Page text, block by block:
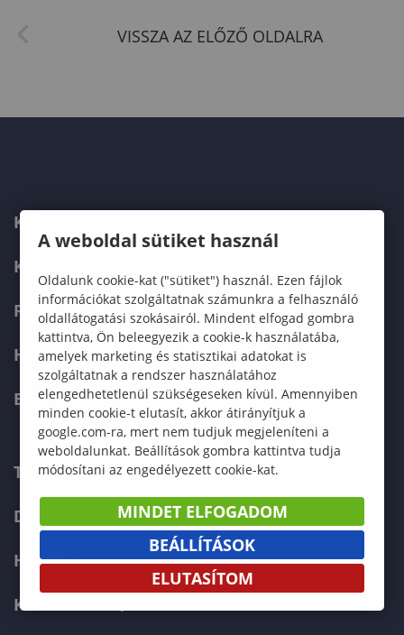
KARUNK
KÉPZÉSEK
FELVÉTELIZŐKNEK
HALLGATÓKNAK
ERASMUS+
TELEFONKÖNYV
DOKUMENTUMOK
HÍREK
KAPCSOLAT
A weboldal sütiket használ
Oldalunk cookie-kat ("sütiket") használ. Ezen fájlok
információkat szolgáltatnak számunkra a felhasználó
oldallátogatási szokásairól. Mindent elfogad gombra
kattintva, Ön beleegyezik a cookie-k használatába,
amelyek marketing és statisztikai adatokat is
szolgáltatnak a rendszer használatához
elengedhetetlenül szükségeseken kívül. Amennyiben
minden cookie-t elutasít, akkor átirányítjuk a
google.com-ra, mert nem tudjuk megjeleníteni a
weboldalunkat. Beállítások gombra kattintva tudja
módosítani az engedélyezett cookie-kat.
MINDET ELFOGADOM
BEÁLLÍTÁSOK
ELUTASÍTOM